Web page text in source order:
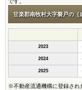
甘楽郡南牧村大字磐戸の［
2023
2024
2025
※不動産流通機構に登録され